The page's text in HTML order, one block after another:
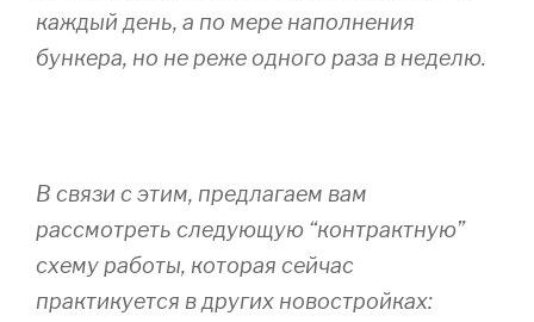
каждый день, а по мере наполнения
бункера, но не реже одного раза в неделю.
В связи с этим, предлагаем вам
рассмотреть следующую “контрактную”
схему работы, которая сейчас
практикуется в других новостройках: